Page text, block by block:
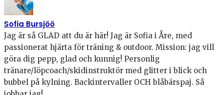
Sofia Bursjöö
Jag är så GLAD att du är här! Jag är Sofia i Åre, med
passionerat hjärta för träning & outdoor. Mission: jag vill
göra dig pepp, glad och kunnig! Personlig
tränare/löpcoach/skidinstruktör med glitter i blick och
bubbel på kylning. Backintervaller OCH blåbärspaj. Så